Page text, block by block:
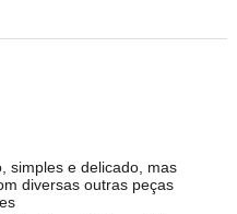
simples e delicado, mas
diversas outras peças